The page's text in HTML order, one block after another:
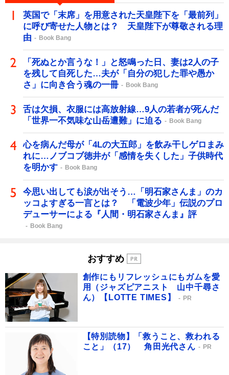
英国で「末席」を用意された天皇陛下を「最前列」
に呼び寄せた人物とは？ 天皇陛下が尊敬される理
由
Book Bang
「死ぬとか言うな！」と怒鳴った日、妻は2人の子
を残して自死した…夫が「自分の犯した罪や愚か
さ」に向き合う魂の一冊
Book Bang
舌は欠損、衣服には高放射線…9人の若者が死んだ
「世界一不気味な山岳遭難」に迫る
Book Bang
心を病んだ母が「4Lの大五郎」を飲み干しゲロまみ
れに…ノブコブ徳井が「感情を失くした」子供時代
を明かす
Book Bang
今思い出しても涙が出そう…「明石家さんま」のカ
ッコよすぎる一言とは？ 「電波少年」伝説のプロ
デューサーによる『人間・明石家さんま』評
Book Bang
おすすめ
創作にもリフレッシュにもガムを愛
用（ジャズピアニスト 山中千尋さ
ん）【LOTTE TIMES】
PR
【特別読物】「救うこと、救われる
こと」（17） 角田光代さん
PR